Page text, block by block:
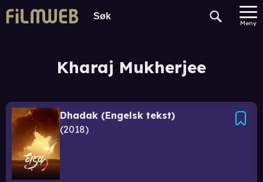
Meny
Kharaj Mukherjee
Dhadak (Engelsk tekst)
2018